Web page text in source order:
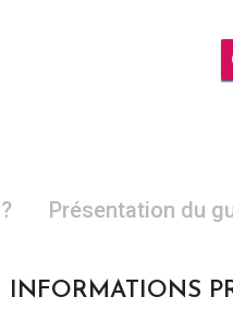
Présentation du
INFORMATIONS